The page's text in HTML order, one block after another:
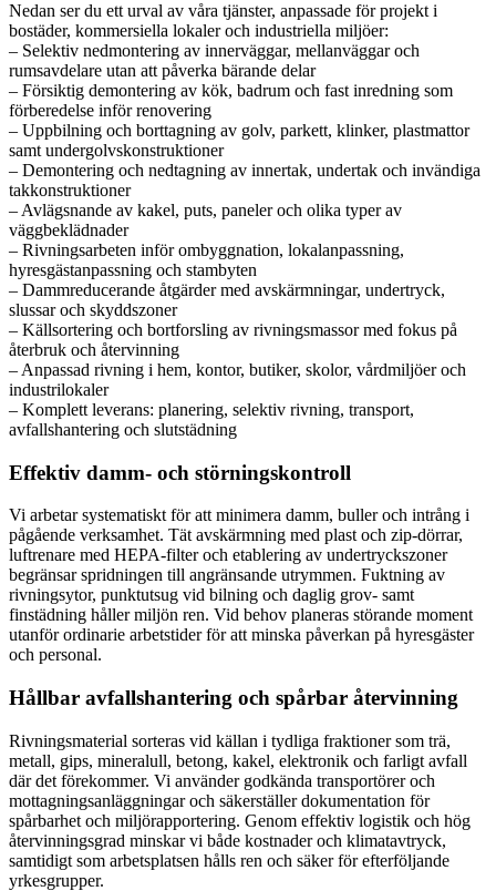
Nedan ser du ett urval av våra tjänster, anpassade för projekt i
bostäder, kommersiella lokaler och industriella miljöer:
– Selektiv nedmontering av innerväggar, mellanväggar och
rumsavdelare utan att påverka bärande delar
– Försiktig demontering av kök, badrum och fast inredning som
förberedelse inför renovering
– Uppbilning och borttagning av golv, parkett, klinker, plastmattor
samt undergolvskonstruktioner
– Demontering och nedtagning av innertak, undertak och invändiga
takkonstruktioner
– Avlägsnande av kakel, puts, paneler och olika typer av
väggbeklädnader
– Rivningsarbeten inför ombyggnation, lokalanpassning,
hyresgästanpassning och stambyten
– Dammreducerande åtgärder med avskärmningar, undertryck,
slussar och skyddszoner
– Källsortering och bortforsling av rivningsmassor med fokus på
återbruk och återvinning
– Anpassad rivning i hem, kontor, butiker, skolor, vårdmiljöer och
industrilokaler
– Komplett leverans: planering, selektiv rivning, transport,
avfallshantering och slutstädning
Effektiv damm- och störningskontroll
Vi arbetar systematiskt för att minimera damm, buller och intrång i
pågående verksamhet. Tät avskärmning med plast och zip-dörrar,
luftrenare med HEPA-filter och etablering av undertryckszoner
begränsar spridningen till angränsande utrymmen. Fuktning av
rivningsytor, punktutsug vid bilning och daglig grov- samt
finstädning håller miljön ren. Vid behov planeras störande moment
utanför ordinarie arbetstider för att minska påverkan på hyresgäster
och personal.
Hållbar avfallshantering och spårbar återvinning
Rivningsmaterial sorteras vid källan i tydliga fraktioner som trä,
metall, gips, mineralull, betong, kakel, elektronik och farligt avfall
där det förekommer. Vi använder godkända transportörer och
mottagningsanläggningar och säkerställer dokumentation för
spårbarhet och miljörapportering. Genom effektiv logistik och hög
återvinningsgrad minskar vi både kostnader och klimatavtryck,
samtidigt som arbetsplatsen hålls ren och säker för efterföljande
yrkesgrupper.